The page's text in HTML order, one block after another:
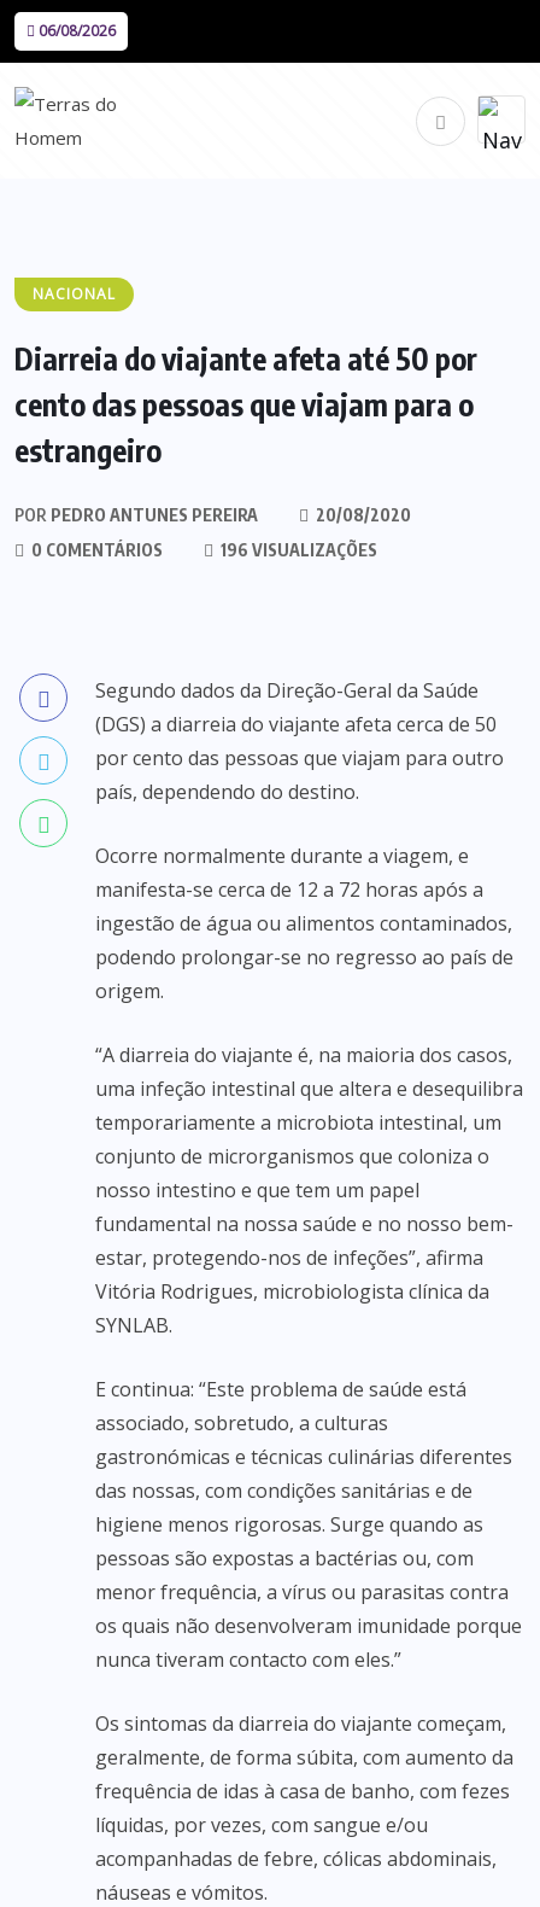
06/08/2026
NACIONAL
Diarreia do viajante afeta até 50 por
cento das pessoas que viajam para o
estrangeiro
POR PEDRO ANTUNES PEREIRA
20/08/2020
0 COMENTÁRIOS
196 VISUALIZAÇÕES
Segundo dados da Direção-Geral da Saúde
(DGS) a diarreia do viajante afeta cerca de 50
por cento das pessoas que viajam para outro
país, dependendo do destino.
Ocorre normalmente durante a viagem, e
manifesta-se cerca de 12 a 72 horas após a
ingestão de água ou alimentos contaminados,
podendo prolongar-se no regresso ao país de
origem.
“A diarreia do viajante é, na maioria dos casos,
uma infeção intestinal que altera e desequilibra
temporariamente a microbiota intestinal, um
conjunto de microrganismos que coloniza o
nosso intestino e que tem um papel
fundamental na nossa saúde e no nosso bem-
estar, protegendo-nos de infeções”, afirma
Vitória Rodrigues, microbiologista clínica da
SYNLAB.
E continua: “Este problema de saúde está
associado, sobretudo, a culturas
gastronómicas e técnicas culinárias diferentes
das nossas, com condições sanitárias e de
higiene menos rigorosas. Surge quando as
pessoas são expostas a bactérias ou, com
menor frequência, a vírus ou parasitas contra
os quais não desenvolveram imunidade porque
nunca tiveram contacto com eles.”
Os sintomas da diarreia do viajante começam,
geralmente, de forma súbita, com aumento da
frequência de idas à casa de banho, com fezes
líquidas, por vezes, com sangue e/ou
acompanhadas de febre, cólicas abdominais,
náuseas e vómitos.